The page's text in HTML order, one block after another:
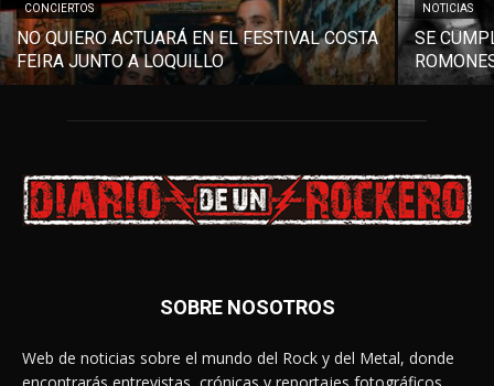
CONCIERTOS
NO QUIERO ACTUARÁ EN EL FESTIVAL COSTA
FEIRA JUNTO A LOQUILLO
NOTICIAS
SE
SOBRE NOSOTROS
Web de noticias sobre el mundo del Rock y del Metal, donde